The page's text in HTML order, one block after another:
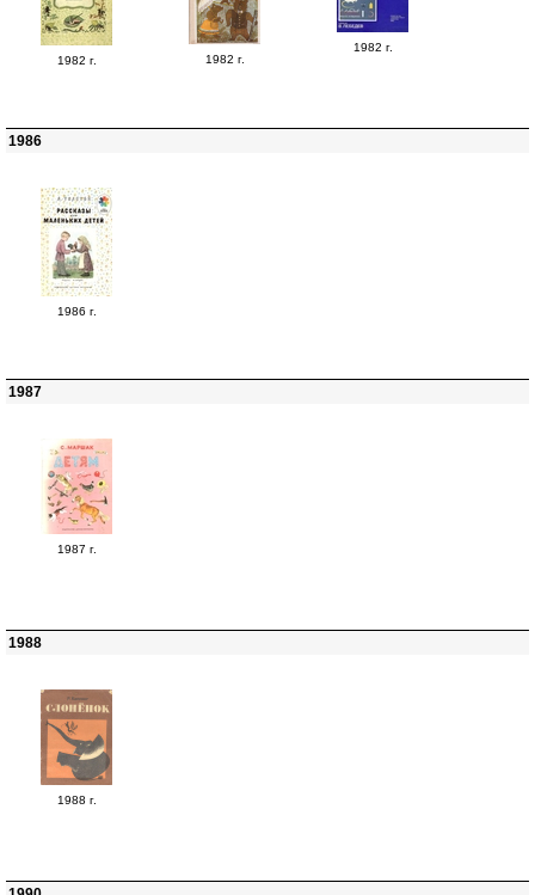
1982 г. 1982 г.
1982 г.
1986
1986 г.
1987
1987 г.
1988
1988 г.